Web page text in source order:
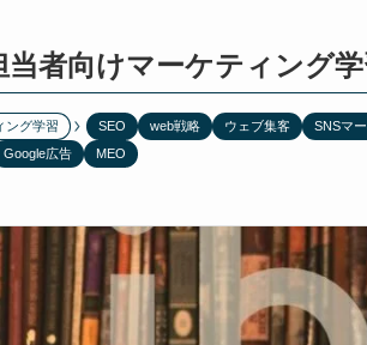
当者向けマーケティング
ング学習 SEO web戦略 ウェブ集客 SNSマ
Google広告 MEO